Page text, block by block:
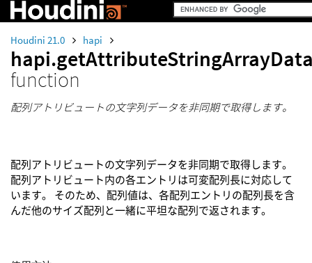
Houdini 21.0 hapi
function
配列アトリビュートの文字列データを非同期で取得します。
配列アトリビュートの文字列データを非同期で取得します。
配列アトリビュート内の各エントリは可変配列長に対応して
います。 そのため、配列値は、各配列エントリの配列長を含
んだ他のサイズ配列と一緒に平坦な配列で返されます。